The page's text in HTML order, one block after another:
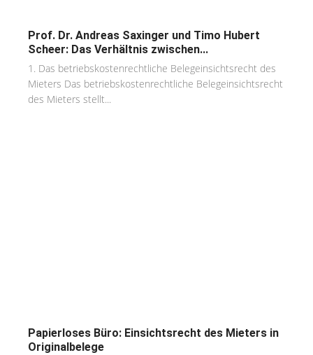
Prof. Dr. Andreas Saxinger und Timo Hubert
Scheer: Das Verhältnis zwischen...
1. Das betriebskostenrechtliche Belegeinsichtsrecht des
Mieters Das betriebskostenrechtliche Belegeinsichtsrecht
des Mieters stellt...
Papierloses Büro: Einsichtsrecht des Mieters in
Originalbelege